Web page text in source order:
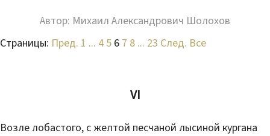
Автор: Михаил Александрович Шолохов
Страницы: Пред. 1 ... 4 5 6 7 8 ... 23 След. Все
VI
Возле лобастого, с желтой песчаной лысиной кургана